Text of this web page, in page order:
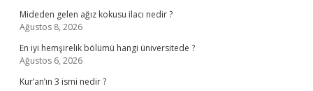
Mideden gelen ağız kokusu ilacı nedir ?
Ağustos 8, 2026
En iyi hemşirelik bölümü hangi üniversitede ?
Ağustos 6, 2026
Kur’an’ın 3 ismi nedir ?